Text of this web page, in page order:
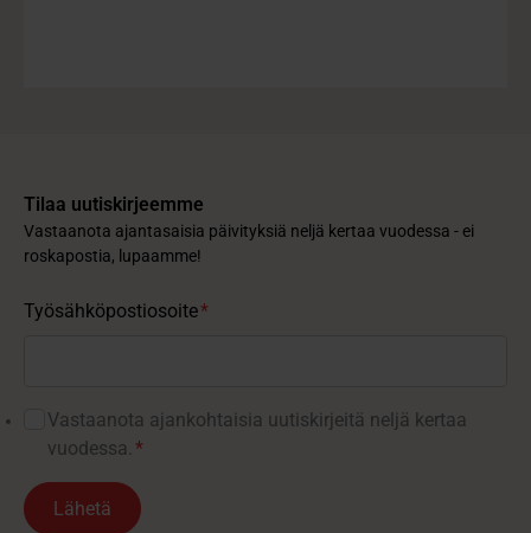
Tilaa uutiskirjeemme
Vastaanota ajantasaisia päivityksiä neljä kertaa vuodessa - ei
roskapostia, lupaamme!
Työsähköpostiosoite*
Vastaanota ajankohtaisia ​​uutiskirjeitä neljä kertaa
vuodessa. *